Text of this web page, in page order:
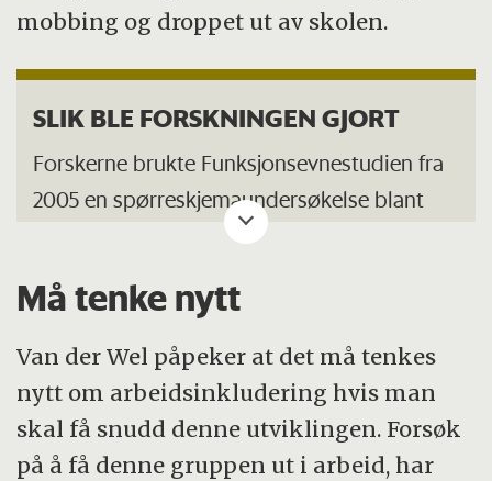
mobbing og droppet ut av skolen.
SLIK BLE FORSKNINGEN GJORT
Forskerne brukte Funksjonsevnestudien fra
2005 en spørreskjemaundersøkelse blant
langtidsmottakere av sosialhjelp, som gir et
samfunnsgruppen.
Dermed koblet forskerne undersøkelsen
sammen med flere såkalte administrative
registerdata fra 2000 til 2013.
Må tenke nytt
Van der Wel påpeker at det må tenkes
nytt om arbeidsinkludering hvis man
skal få snudd denne utviklingen. Forsøk
på å få denne gruppen ut i arbeid, har